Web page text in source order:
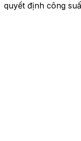
quyết định công